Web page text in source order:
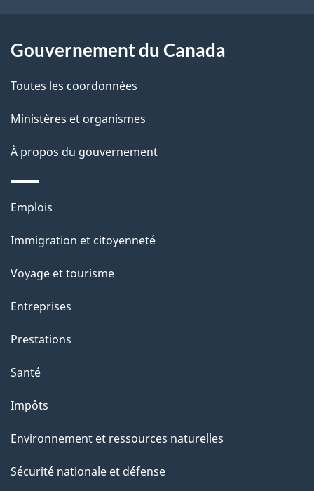
d
e
p
a
site
Gouvernement du Canada
Toutes les coordonnées
Ministères et organismes
À propos du gouvernement
Thèmes
sujets
Emplois
Immigration et citoyenneté
Voyage et tourisme
Entreprises
Prestations
Santé
Impôts
Environnement et ressources naturelles
Sécurité nationale et défense